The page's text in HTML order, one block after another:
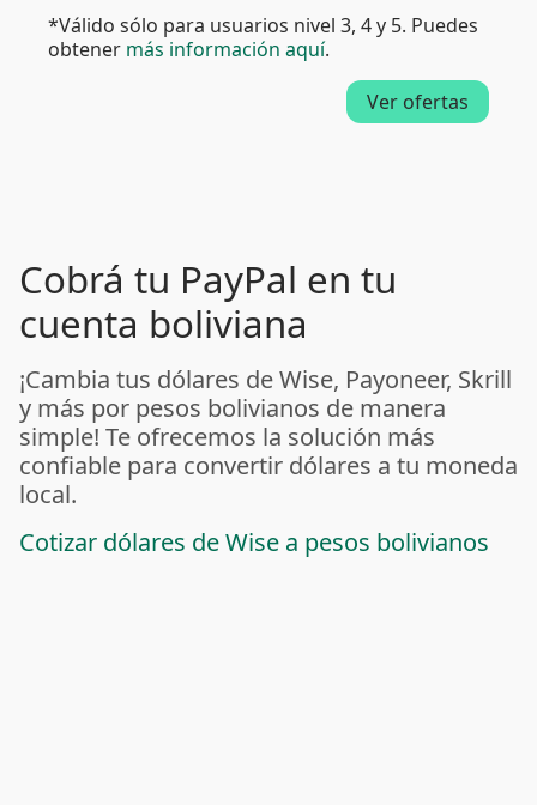
*Válido sólo para usuarios nivel 3, 4 y 5. Puedes
obtener más información aquí.
Ver ofertas
Cobrá tu PayPal en tu
cuenta boliviana
¡Cambia tus dólares de Wise, Payoneer, Skrill
y más por pesos bolivianos de manera
simple! Te ofrecemos la solución más
confiable para convertir dólares a tu moneda
local.
Cotizar dólares de Wise a pesos bolivianos